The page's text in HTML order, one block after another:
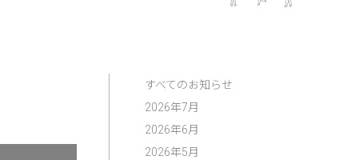
すべてのお知らせ
2026年7月
2026年6月
2026年5月